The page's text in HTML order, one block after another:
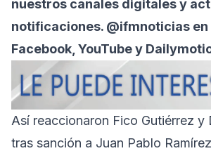
nuestros canales digitales y
notificaciones. @ifmnoticias en
Facebook, YouTube y
Así reaccionaron Fico Gutiérrez y
tras sanción a Juan Pablo Ramírez